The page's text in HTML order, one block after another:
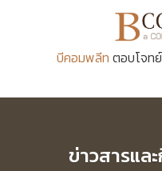
บีคอมพลีท ตอบโจท
ข่าวสารแล